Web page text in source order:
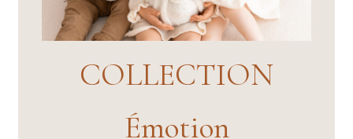
COLLECTION
Émotion